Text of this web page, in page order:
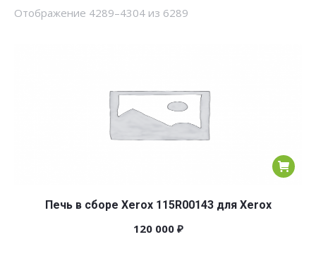
Отображение 4289–4304 из 6289
Печь в сборе Xerox 115R00143 для Xerox
120 000 ₽